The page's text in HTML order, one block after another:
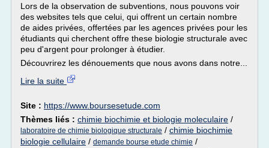
Lors de la observation de subventions, nous pouvons voir
des websites tels que celui, qui offrent un certain nombre
de aides privées, offertées par les agences privées pour les
étudiants qui cherchent offre these biologie structurale avec
peu d'argent pour prolonger à étudier.
Découvrirez les dénouements que nous avons dans notre...
Lire la suite
Site : https://www.boursesetude.com
Thèmes liés : chimie biochimie et biologie moleculaire /
laboratoire de chimie biologique structurale / chimie biochimie
biologie cellulaire / demande bourse etude chimie /